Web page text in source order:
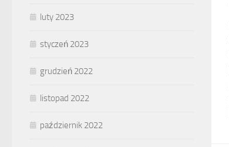
luty 2023
styczeń 2023
grudzień 2022
listopad 2022
październik 2022